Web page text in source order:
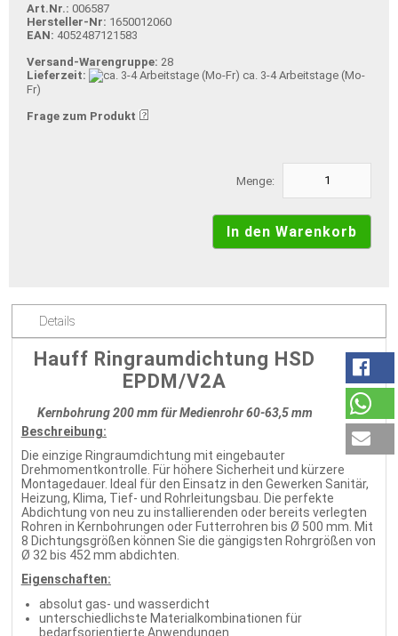
Art.Nr.: 006587
Hersteller-Nr: 1650012060
EAN: 4052487121583
Versand-Warengruppe: 28
Lieferzeit:
ca. 3-4 Arbeitstage (Mo-
Fr)
Frage zum Produkt
Menge:
Details
Hauff Ringraumdichtung HSD
EPDM/V2A
Kernbohrung 200 mm für Medienrohr 60-63,5 mm
Beschreibung:
Die einzige Ringraumdichtung mit eingebauter
Drehmomentkontrolle. Für höhere Sicherheit und kürzere
Montagedauer. Ideal für den Einsatz in den Gewerken Sanitär,
Heizung, Klima, Tief- und Rohrleitungsbau. Die perfekte
Abdichtung von neu zu installierenden oder bereits verlegten
Rohren in Kernbohrungen oder Futterrohren bis Ø 500 mm. Mit
8 Dichtungsgrößen können Sie die gängigsten Rohrgrößen von
Ø 32 bis 452 mm abdichten.
Eigenschaften:
absolut gas- und wasserdicht
unterschiedlichste Materialkombinationen für
bedarfsorientierte Anwendungen